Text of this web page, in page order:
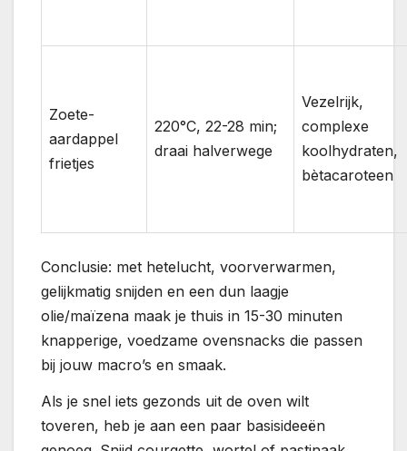
Zoete-
aardappel
frietjes
220°C, 22-28 min;
draai halverwege
Vezelrijk,
complexe
koolhydraten,
bètacaroteen
Conclusie: met hetelucht, voorverwarmen,
gelijkmatig snijden en een dun laagje
olie/maïzena maak je thuis in 15-30 minuten
knapperige, voedzame ovensnacks die passen
bij jouw macro’s en smaak.
Als je snel iets gezonds uit de oven wilt
toveren, heb je aan een paar basisideeën